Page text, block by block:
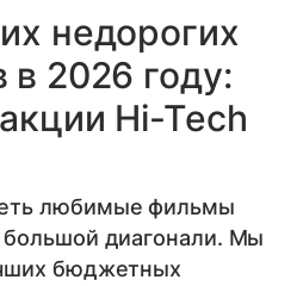
недорогих
в 2026 году:
Hi-Tech
любимые фильмы
диагонали. Мы
бюджетных